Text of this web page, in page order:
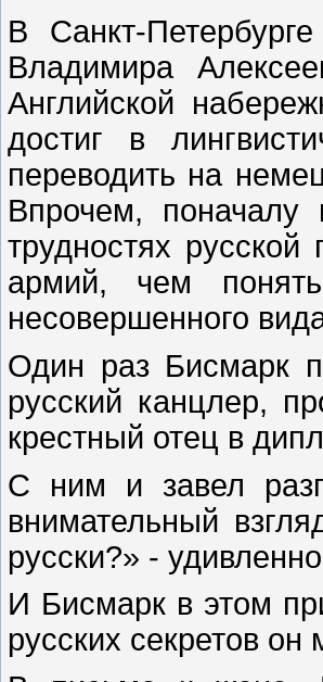
В Санкт-
Владимира
Английской
достиг в
переводить на
Впрочем, поначалу
трудностях
армий, чем
несовершенного
Один раз Бисмарк
русский канцлер,
крестный отец в
С ним и завел
внимательный
русски?» -
И Бисмарк в этом
русских секретов